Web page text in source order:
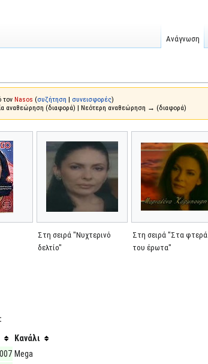
τον Nasos (συζήτηση | συνεισφορές)
αναθεώρηση (διαφορά) | Νεότερη αναθεώρηση → (διαφορά)
Στη σειρά "Νυχτερινό
δελτίο"
Στη σειρά "Στα φτερά
του έρωτα"
Κανάλι
Mega
Ανάγνωση